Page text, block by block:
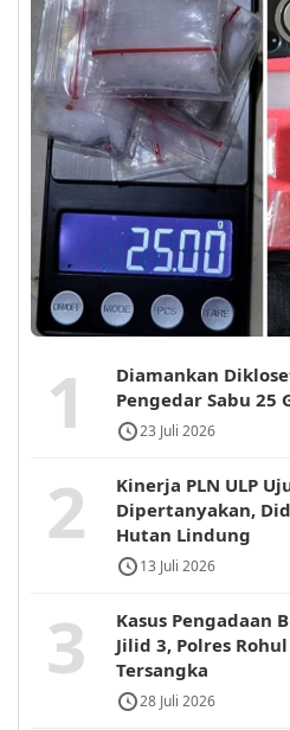
1
Diamankan
Pengedar Sabu 25
23 Juli 2026
2
Kinerja PLN ULP
Dipertanyakan,
Hutan Lindung
13 Juli 2026
3
Kasus Pengadaan
Jilid 3, Polres
Tersangka
28 Juli 2026